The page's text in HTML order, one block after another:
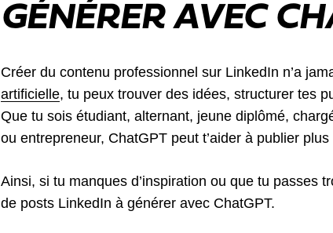
GÉNÉRER AVEC
Créer du contenu professionnel sur LinkedIn n’a
artificielle, tu peux trouver des idées, structurer tes
Que tu sois étudiant, alternant, jeune diplômé,
ou entrepreneur, ChatGPT peut t’aider à publier
Ainsi, si tu manques d’inspiration ou que tu passes
de posts LinkedIn à générer avec ChatGPT.